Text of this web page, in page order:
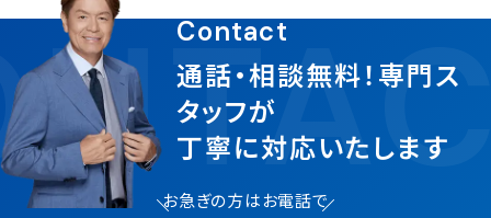
Contact
通話・相談無料！専門ス
タッフが
丁寧に対応いたします
お急ぎの方はお電話で